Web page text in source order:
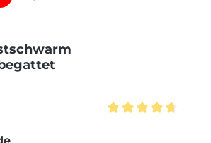
auswählen